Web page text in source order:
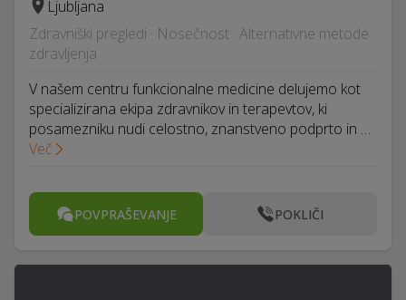
Ljubljana
Zdravniški pregledi · Nosečnost · Alternativne metode
zdravljenja
V našem centru funkcionalne medicine delujemo kot
specializirana ekipa zdravnikov in terapevtov, ki
posamezniku nudi celostno, znanstveno podprto in …
Več
POVPRAŠEVANJE POKLIČI